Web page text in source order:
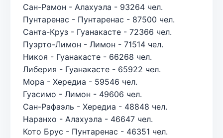
Сан-Рамон - Алахуэла - 93264 чел.
Пунтаренас - Пунтаренас - 87500 чел.
Санта-Круз - Гуанакасте - 72366 чел.
Пуэрто-Лимон - Лимон - 71514 чел.
Никоя - Гуанакасте - 66268 чел.
Либерия - Гуанакасте - 65922 чел.
Мора - Хередиа - 59546 чел.
Гуасимо - Лимон - 49606 чел.
Сан-Рафаэль - Хередиа - 48848 чел.
Наранхо - Алахуэла - 46647 чел.
Кото Брус - Пунтаренас - 46351 чел.